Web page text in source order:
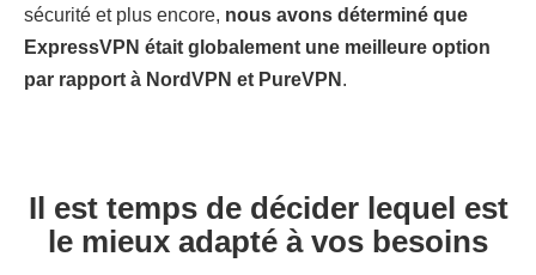
sécurité et plus encore, nous avons déterminé que
ExpressVPN était globalement une meilleure option
par rapport à NordVPN et PureVPN .
Il est temps de décider lequel est
le mieux adapté à vos besoins